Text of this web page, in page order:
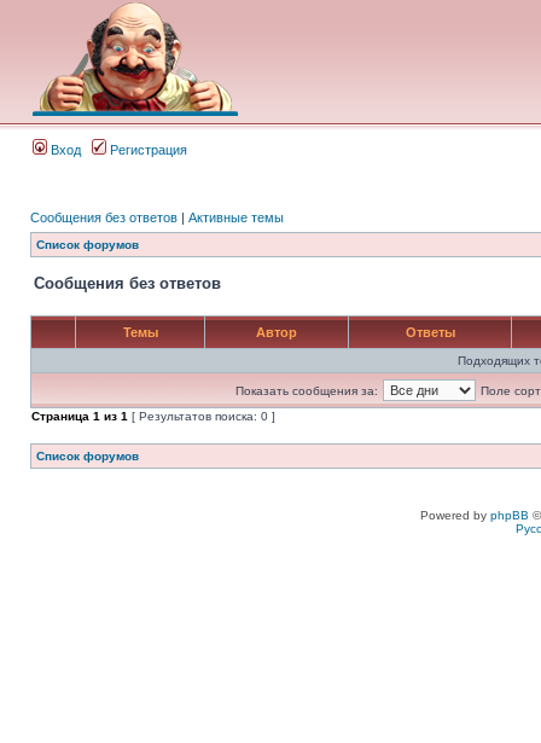
Вход Регистрация
Сообщения без ответов | Активные темы
Список форумов
Сообщения без ответов
Темы Автор Ответы
Подходящих
Показать сообщения за:
Поле
Страница 1 из 1 [ Результатов поиска: 0 ]
Список форумов
Powered by phpBB